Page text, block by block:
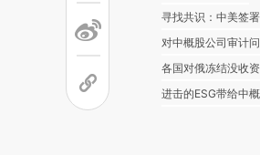
寻找共识：中美签
对中概股公司审计
各国对俄冻结没收
进击的ESG带给中